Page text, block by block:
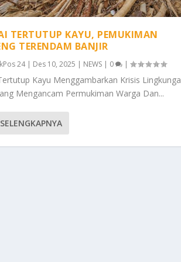
TERTUTUP KAYU, PEMUKIMAN
TERENDAM BANJIR
24| Des 10, 2025 | NEWS | 0 |
Kayu Menggambarkan Krisis
Mengancam Permukiman Warga Dan...